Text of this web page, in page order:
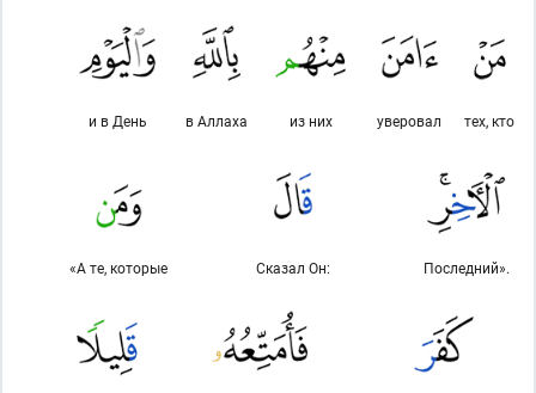
тех, кто
уверовал
из них
в Аллаха
и в День
Последний».
Сказал Он:
«А те, которые